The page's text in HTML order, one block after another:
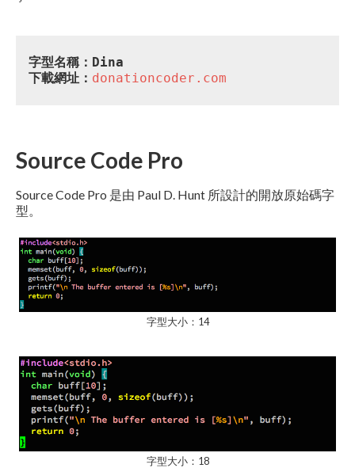
字型名稱：Dina
下載網址： donationcoder.com
Source Code Pro
Source Code Pro 是由 Paul D. Hunt 所設計的開放原始碼字
型。
字型大小：14
字型大小：18